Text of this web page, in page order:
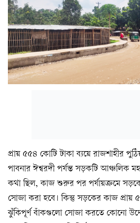
প্রায় ৫৫৪ কোটি টাকা ব্যয়ে রাজশাহীর
পাবনার ঈশ্বরদী পর্যন্ত সড়কটি আঞ্চলিক
কথা ছিল, কাজ শুরুর পর পর্যায়ক্রমে
সোজা করা হবে। কিন্তু সড়কের কাজ প্রায়
ঝুঁকিপূর্ণ বাঁকগুলো সোজা করতে কোনো